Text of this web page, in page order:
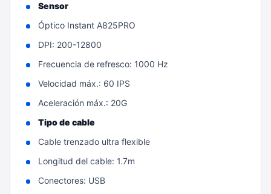
Sensor
Óptico Instant A825PRO
DPI: 200-12800
Frecuencia de refresco: 1000 Hz
Velocidad máx.: 60 IPS
Aceleración máx.: 20G
Tipo de cable
Cable trenzado ultra flexible
Longitud del cable: 1.7m
Conectores: USB